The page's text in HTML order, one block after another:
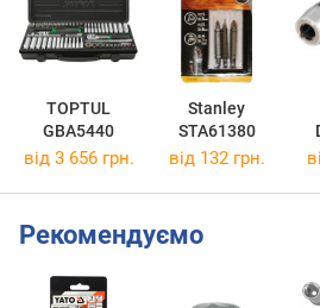
TOPTUL
GBA5440
Stanley
STA61380
від 3 656 грн. від 132 грн.
Рекомендуємо